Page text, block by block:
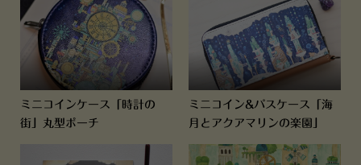
ミニコインケース「時計の
街」丸型ポーチ
ミニコイン&パスケース「海
月とアクアマリンの楽園」